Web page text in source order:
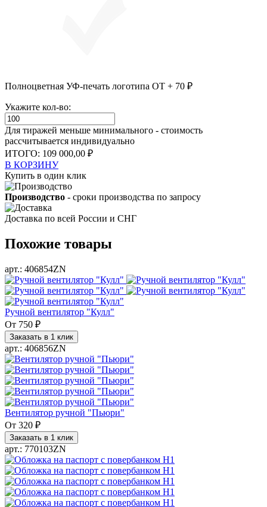
Полноцветная УФ-печать логотипа ОТ + 70 ₽
Укажите кол-во:
Для тиражей меньше минимального - стоимость
рассчитывается индивидуально
ИТОГО: 109 000,00 ₽
В КОРЗИНУ
Купить в один клик
Производство - сроки производства по запросу
Доставка по всей России и СНГ
Похожие товары
арт.: 406854ZN
Ручной вентилятор "Кулл"
От 750 ₽
Заказать в 1 клик
арт.: 406856ZN
Вентилятор ручной "Пьюри"
От 320 ₽
Заказать в 1 клик
арт.: 770103ZN